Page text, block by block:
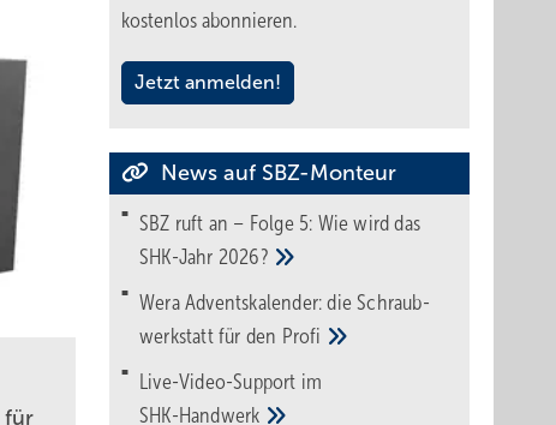
für
kostenlos abonnieren.
Jetzt anmelden!
News auf SBZ-Monteur
SBZ ruft an – Folge 5: Wie wird das
SHK-Jahr 2026?
Wera Adventskalender: die Schraub­
werk­statt für den Pro­fi
Live-Video-Support im
SHK-Handwerk